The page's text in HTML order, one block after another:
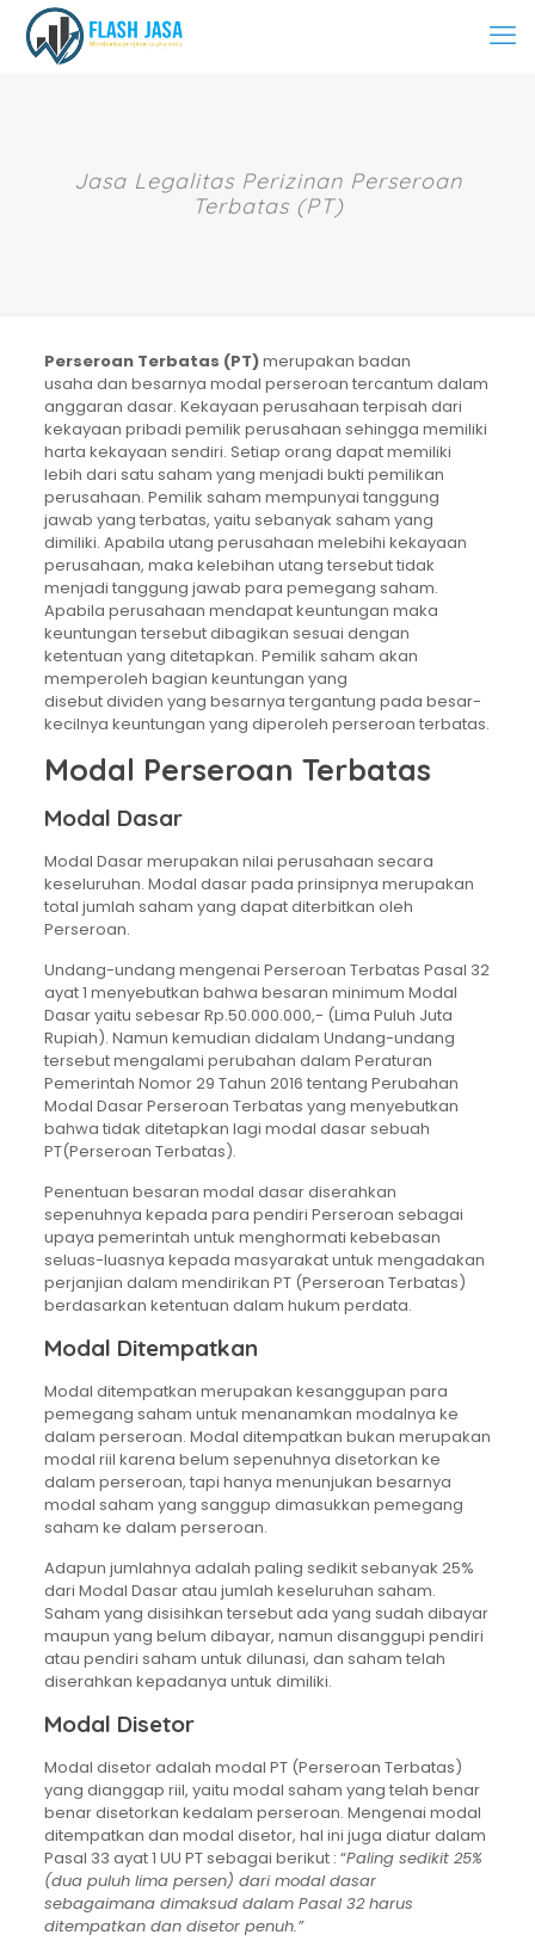
Jasa Legalitas Perizinan Perseroan
Terbatas (PT)
Perseroan Terbatas (PT)merupakan badan
usaha dan besarnya modal perseroan tercantum dalam
anggaran dasar. Kekayaan perusahaan terpisah dari
kekayaan pribadi pemilik perusahaan sehingga memiliki
harta kekayaan sendiri. Setiap orang dapat memiliki
lebih dari satu saham yang menjadi bukti pemilikan
perusahaan. Pemilik saham mempunyai tanggung
jawab yang terbatas, yaitu sebanyak saham yang
dimiliki. Apabila utang perusahaan melebihi kekayaan
perusahaan, maka kelebihan utang tersebut tidak
menjadi tanggung jawab para pemegang saham.
Apabila perusahaan mendapat keuntungan maka
keuntungan tersebut dibagikan sesuai dengan
ketentuan yang ditetapkan. Pemilik saham akan
memperoleh bagian keuntungan yang
disebut dividen yang besarnya tergantung pada besar-
kecilnya keuntungan yang diperoleh perseroan terbatas.
Modal Perseroan Terbatas
Modal Dasar
Modal Dasar merupakan nilai perusahaan secara
keseluruhan. Modal dasar pada prinsipnya merupakan
total jumlah saham yang dapat diterbitkan oleh
Perseroan.
Undang-undang mengenai Perseroan Terbatas Pasal 32
ayat 1 menyebutkan bahwa besaran minimum Modal
Dasar yaitu sebesar Rp.50.000.000,- (Lima Puluh Juta
Rupiah). Namun kemudian didalam Undang-undang
tersebut mengalami perubahan dalam Peraturan
Pemerintah Nomor 29 Tahun 2016 tentang Perubahan
Modal Dasar Perseroan Terbatas yang menyebutkan
bahwa tidak ditetapkan lagi modal dasar sebuah
PT(Perseroan Terbatas).
Penentuan besaran modal dasar diserahkan
sepenuhnya kepada para pendiri Perseroan sebagai
upaya pemerintah untuk menghormati kebebasan
seluas-luasnya kepada masyarakat untuk mengadakan
perjanjian dalam mendirikan PT (Perseroan Terbatas)
berdasarkan ketentuan dalam hukum perdata.
Modal Ditempatkan
Modal ditempatkan merupakan kesanggupan para
pemegang saham untuk menanamkan modalnya ke
dalam perseroan. Modal ditempatkan bukan merupakan
modal riil karena belum sepenuhnya disetorkan ke
dalam perseroan, tapi hanya menunjukan besarnya
modal saham yang sanggup dimasukkan pemegang
saham ke dalam perseroan.
Adapun jumlahnya adalah paling sedikit sebanyak 25%
dari Modal Dasar atau jumlah keseluruhan saham.
Saham yang disisihkan tersebut ada yang sudah dibayar
maupun yang belum dibayar, namun disanggupi pendiri
atau pendiri saham untuk dilunasi, dan saham telah
diserahkan kepadanya untuk dimiliki.
Modal Disetor
Modal disetor adalah modal PT (Perseroan Terbatas)
yang dianggap riil, yaitu modal saham yang telah benar
benar disetorkan kedalam perseroan. Mengenai modal
ditempatkan dan modal disetor, hal ini juga diatur dalam
Pasal 33 ayat 1 UU PT sebagai berikut : “Paling sedikit 25%
(dua puluh lima persen) dari modal dasar
sebagaimana dimaksud dalam Pasal 32 harus
ditempatkan dan disetor penuh.”